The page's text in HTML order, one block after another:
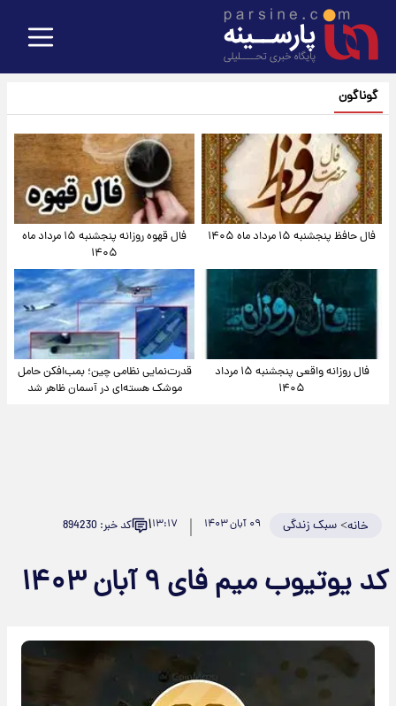
گوناگون
فال حافظ پنجشنبه ۱۵ مرداد ماه ۱۴۰۵
فال قهوه روزانه پنجشنبه ۱۵ مرداد ماه
۱۴۰۵
فال روزانه واقعی پنجشنبه ۱۵ مرداد
۱۴۰۵
قدرت‌نمایی نظامی چین؛ بمب‌افکن حامل
موشک هسته‌ای در آسمان ظاهر شد
خانه>سبک زندگی ۰۹ آبان ۱۴۰۳ ۱۳:۱۷۱ کد خبر: 894230
کد یوتیوب میم فای ۹ آبان ۱۴۰۳